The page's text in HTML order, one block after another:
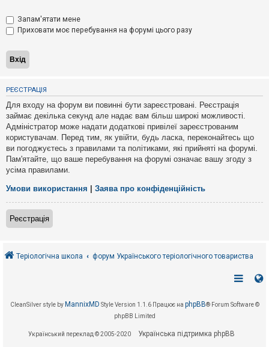
Т
м
и
б
з
в
і
д
п
о
в
і
д
е
й
А
к
т
и
і
Запам'ятати мене
Приховати моє перебування на форумі цього разу
РЕЄСТРАЦІЯ
Для входу на форум ви повинні бути зареєстровані. Реєстрація
займає декілька секунд але надає вам більш широкі можливості.
Адміністратор може надати додаткові привілеї зареєстрованим
користувачам. Перед тим, як увійти, будь ласка, переконайтесь що
ви погоджуєтесь з правилами та політиками, які прийняті на форумі.
Пам'ятайте, що ваше перебування на форумі означає вашу згоду з
усіма правилами.
Умови використання Заява про конфіденційність
Реєстрація
Теріологічна школа форум Українського теріологічного товариства
CleanSilver style by MannixMD Style Version 1.1.6 Працює на phpBB® Forum Software ©
phpBB Limited
Український переклад © 2005-2020 Українська підтримка phpBB